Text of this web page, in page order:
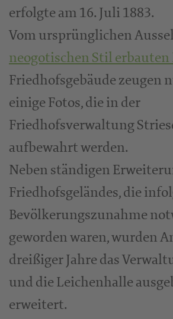
erfolgte am 16. Juli 1883.
Vom ursprünglichen
neogotischen Stil erbauten
Friedhofsgebäude zeugen
einige Fotos, die in der
Friedhofsverwaltung
aufbewahrt werden.
Neben ständigen
Friedhofsgeländes, die
Bevölkerungszunahme
geworden waren, wurden
dreißiger Jahre das
und die Leichenhalle
erweitert.